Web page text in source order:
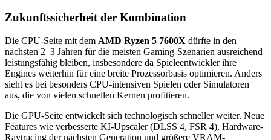
Zukunftssicherheit der Kombination
Die CPU-Seite mit dem AMD Ryzen 5 7600X dürfte in den
nächsten 2–3 Jahren für die meisten Gaming-Szenarien ausreichend
leistungsfähig bleiben, insbesondere da Spieleentwickler ihre
Engines weiterhin für eine breite Prozessorbasis optimieren. Anders
sieht es bei besonders CPU-intensiven Spielen oder Simulatoren
aus, die von vielen schnellen Kernen profitieren.
Die GPU-Seite entwickelt sich technologisch schneller weiter. Neue
Features wie verbesserte KI-Upscaler (DLSS 4, FSR 4), Hardware-
Raytracing der nächsten Generation und größere VRAM-